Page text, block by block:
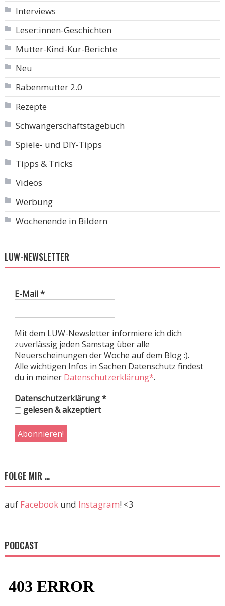
Interviews
Leser:innen-Geschichten
Mutter-Kind-Kur-Berichte
Neu
Rabenmutter 2.0
Rezepte
Schwangerschaftstagebuch
Spiele- und DIY-Tipps
Tipps & Tricks
Videos
Werbung
Wochenende in Bildern
LUW-NEWSLETTER
E-Mail*
Mit dem LUW-Newsletter informiere ich dich
zuverlässig jeden Samstag über alle
Neuerscheinungen der Woche auf dem Blog :).
Alle wichtigen Infos in Sachen Datenschutz findest
du in meiner Datenschutzerklärung*.
Datenschutzerklärung*
gelesen & akzeptiert
FOLGE MIR …
auf Facebookund Instagram! <3
PODCAST